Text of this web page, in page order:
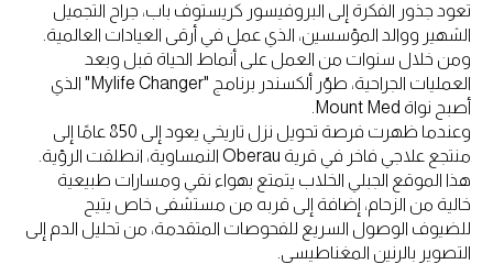
تعود جذور الفكرة إلى البروفيسور كريستوف باب، جراح التجميل
الشهير ووالد المؤسسين، الذي عمل في أرقى العيادات العالمية.
ومن خلال سنوات من العمل على أنماط الحياة قبل وبعد
العمليات الجراحية، طوّر ألكسندر برنامج "Mylife Changer" الذي
أصبح نواة Mount Med.
وعندما ظهرت فرصة تحويل نزل تاريخي يعود إلى 850 عامًا إلى
منتجع علاجي فاخر في قرية Oberau النمساوية، انطلقت الرؤية.
هذا الموقع الجبلي الخلاب يتمتع بهواء نقي ومسارات طبيعية
خالية من الزحام، إضافة إلى قربه من مستشفى خاص يتيح
للضيوف الوصول السريع للفحوصات المتقدمة، من تحليل الدم إلى
التصوير بالرنين المغناطيسي.